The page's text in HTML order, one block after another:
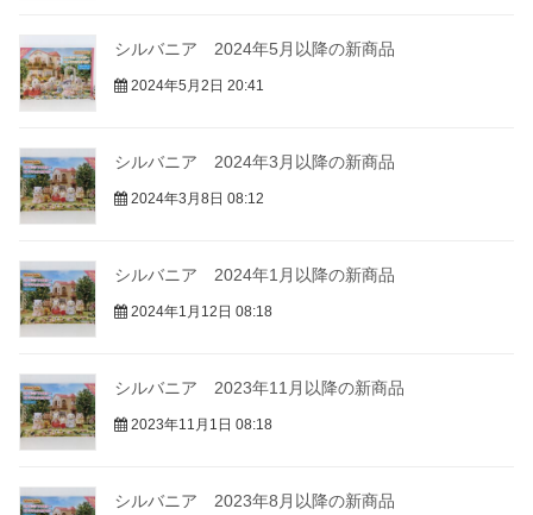
シルバニア 2024年5月以降の新商品
2024年5月2日 20:41
シルバニア 2024年3月以降の新商品
2024年3月8日 08:12
シルバニア 2024年1月以降の新商品
2024年1月12日 08:18
シルバニア 2023年11月以降の新商品
2023年11月1日 08:18
シルバニア 2023年8月以降の新商品